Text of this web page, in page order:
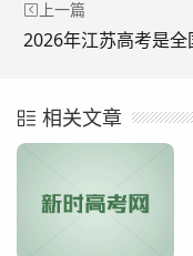
上一篇
相关文章